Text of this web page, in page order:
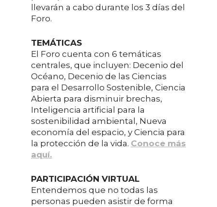
llevarán a cabo durante los 3 días del
Foro.
TEMÁTICAS
El Foro cuenta con 6 temáticas
centrales, que incluyen: Decenio del
Océano, Decenio de las Ciencias
para el Desarrollo Sostenible, Ciencia
Abierta para disminuir brechas,
Inteligencia artificial para la
sostenibilidad ambiental, Nueva
economía del espacio, y Ciencia para
la protección de la vida. Conoce más
aquí.
PARTICIPACIÓN VIRTUAL
Entendemos que no todas las
personas pueden asistir de forma